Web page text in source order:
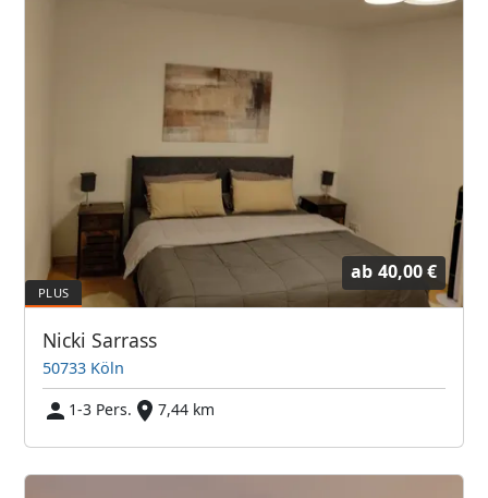
ab 40,00 €
Nicki Sarrass
50733 Köln
1-3 Pers.
7,44 km